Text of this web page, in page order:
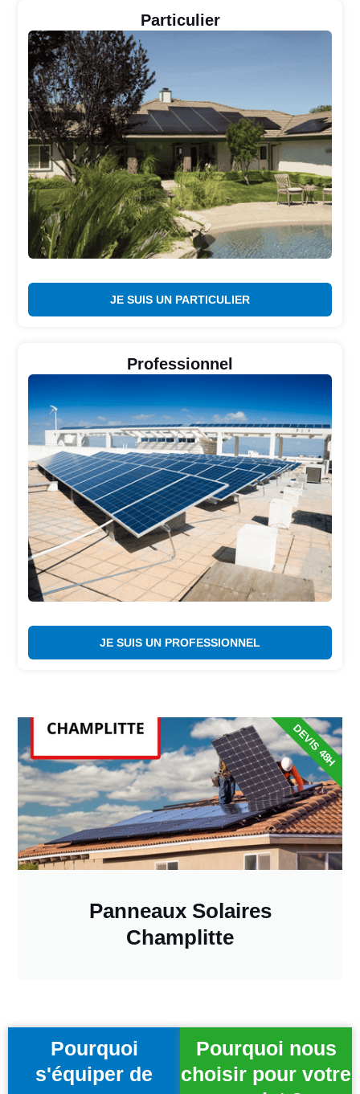
Particulier
JE SUIS UN PARTICULIER
Professionnel
JE SUIS UN PROFESSIONNEL
Panneaux Solaires
Champlitte
DEVIS 48H
Pourquoi
s'équiper de
Pourquoi nous
choisir pour votre